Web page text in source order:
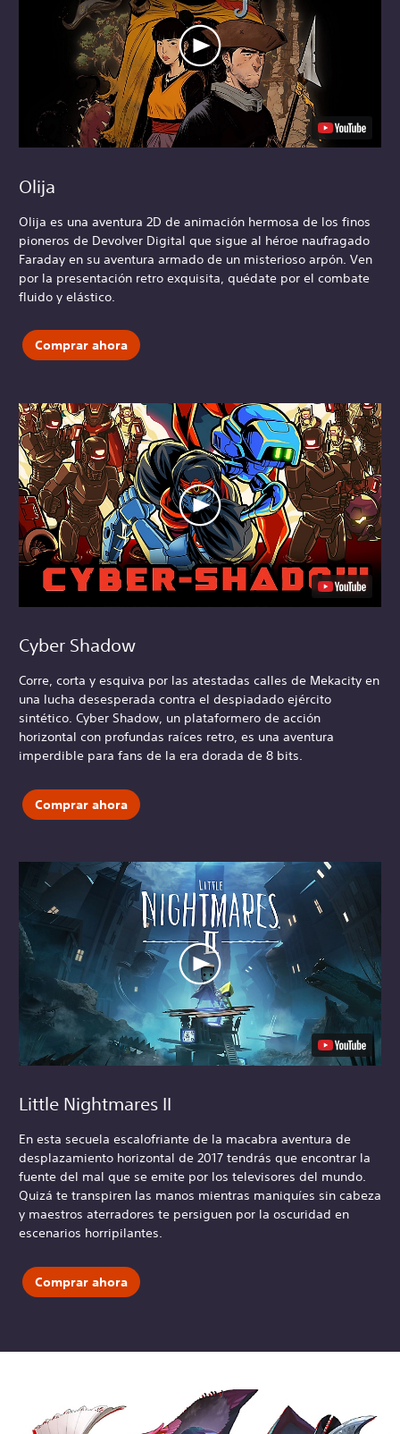
Olija
Olija es una aventura 2D de animación hermosa de los finos
pioneros de Devolver Digital que sigue al héroe naufragado
Faraday en su aventura armado de un misterioso arpón. Ven
por la presentación retro exquisita, quédate por el combate
fluido y elástico.
Comprar ahora
Cyber Shadow
Corre, corta y esquiva por las atestadas calles de Mekacity en
una lucha desesperada contra el despiadado ejército
sintético. Cyber Shadow, un plataformero de acción
horizontal con profundas raíces retro, es una aventura
imperdible para fans de la era dorada de 8 bits.
Comprar ahora
Little Nightmares II
En esta secuela escalofriante de la macabra aventura de
desplazamiento horizontal de 2017 tendrás que encontrar la
fuente del mal que se emite por los televisores del mundo.
Quizá te transpiren las manos mientras maniquíes sin cabeza
y maestros aterradores te persiguen por la oscuridad en
escenarios horripilantes.
Comprar ahora